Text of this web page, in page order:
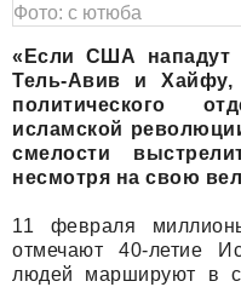
Фото: с ютюба
«Если США нападут
Тель-Авив и Хайфу,
политического
исламской
смелости
несмотря на свою
11 февраля
отмечают 40-летие
людей маршируют в